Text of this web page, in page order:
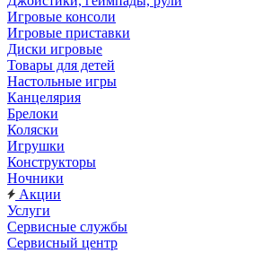
Игровые консоли
Игровые приставки
Диски игровые
Товары для детей
Настольные игры
Канцелярия
Брелоки
Коляски
Игрушки
Конструкторы
Ночники
Акции
Услуги
Сервисные службы
Сервисный центр